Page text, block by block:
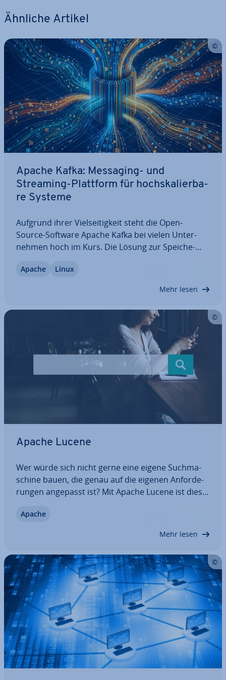
Ähnliche Artikel
Apache Kafka: Messaging- und
Streaming-Plattform für hoch­ska­lier­ba­
re Systeme
Aufgrund ihrer Viel­sei­tig­keit steht die Open-
Source-Software Apache Kafka bei vielen Un­ter­
neh­men hoch im Kurs. Die Lösung zur Spei­che­
ins­be­son­de­re durch eine hohe Per­for­mance, Ska­
Apache Linux
Mehr lesen
Apache Lucene
Wer würde sich nicht gerne eine eigene Such­ma­
schi­ne bauen, die genau auf die eigenen An­for­de­
run­gen angepasst ist? Mit Apache Lucene ist dies
ein­stel­len und arbeitet zudem aus­ge­spro­chen
Apache
Mehr lesen